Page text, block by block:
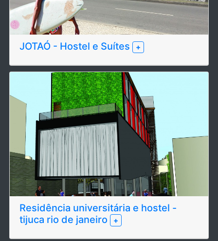
JOTAÓ - Hostel e Suítes +
Residência universitária e hostel -
tijuca rio de janeiro
+